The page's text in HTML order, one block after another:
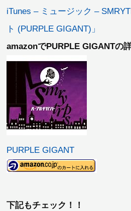
iTunes – ミュージック –
ト (PURPLE GIGANT)」
amazonでPURPLE GIGANTの
PURPLE GIGANT
下記もチェック！！